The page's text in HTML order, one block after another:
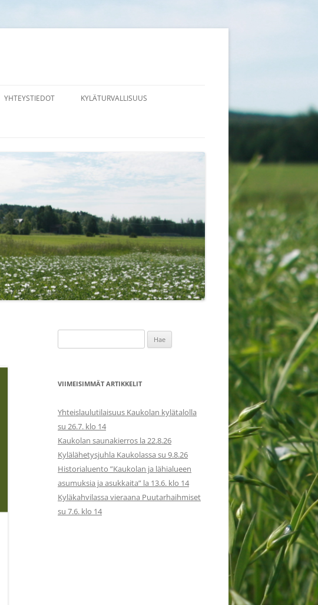
YHTEYSTIEDOT KYLÄTURVALLISUUS
VIIMEISIMMÄT ARTIKKELIT
Yhteislaulutilaisuus Kaukolan kylätalolla
su 26.7. klo 14
Kaukolan saunakierros la 22.8.26
Kylälähetysjuhla Kaukolassa su 9.8.26
Historialuento ”Kaukolan ja lähialueen
asumuksia ja asukkaita” la 13.6. klo 14
Kyläkahvilassa vieraana Puutarhaihmiset
su 7.6. klo 14